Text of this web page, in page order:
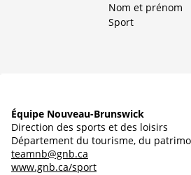
Nom et prénom
Sport
Équipe Nouveau-Brunswick
Direction des sports et des loisirs
Département du tourisme, du
teamnb@gnb.ca
www.gnb.ca/sport